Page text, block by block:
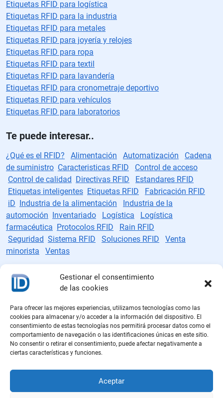
Gestionar el consentimiento
de las cookies
Para ofrecer las mejores experiencias, utilizamos tecnologías como las
cookies para almacenar y/o acceder a la información del dispositivo. El
consentimiento de estas tecnologías nos permitirá procesar datos como el
comportamiento de navegación o las identificaciones únicas en este sitio.
No consentir o retirar el consentimiento, puede afectar negativamente a
ciertas características y funciones.
Aceptar
Etiquetas RFID para logística
Etiquetas RFID para la industria
Etiquetas RFID para metales
Etiquetas RFID para joyería y relojes
Etiquetas RFID para ropa
Etiquetas RFID para textil
Etiquetas RFID para lavandería
Etiquetas RFID para cronometraje deportivo
Etiquetas RFID para vehículos
Etiquetas RFID para laboratorios
Te puede interesar..
¿Qué es el RFID? Alimentación Automatización
Cadena
de suministro Caracteristicas RFID
Control de acceso
Control de calidad Directivas RFID
Estandares RFID
Etiquetas inteligentes Etiquetas RFID
Fabricación RFID
iD Industria de la alimentación
Industria de la
automoción Inventariado Logística
Logística
farmacéutica Protocolos RFID
Rain RFID
Seguridad Sistema RFID Soluciones RFID
Venta
minorista
Ventas
Fabricante de etiquetas RFID
Políticas de cookies
Política de privacidad
Aviso legal